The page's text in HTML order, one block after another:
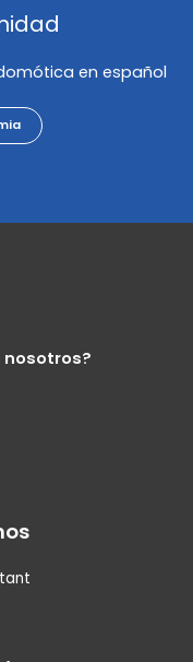
en español
nosotros?